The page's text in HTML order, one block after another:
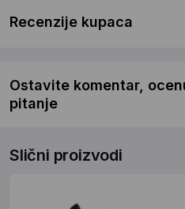
Recenzije kupaca
Ostavite komentar,
pitanje
Slični proizvodi